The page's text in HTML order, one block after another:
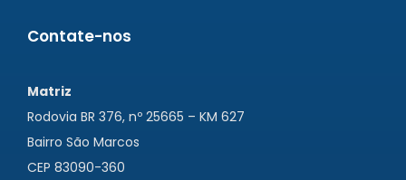
Contate-nos
Matriz
Rodovia BR 376, nº 25665 – KM 627
Bairro São Marcos
CEP 83090-360